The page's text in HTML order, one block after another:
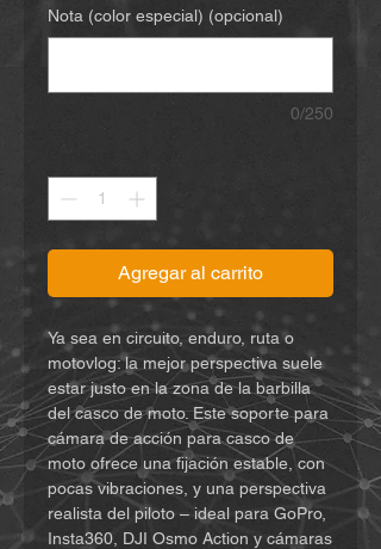
Nota (color especial) (opcional)
0/250
Agregar al carrito
Ya sea en circuito, enduro, ruta o
motovlog: la mejor perspectiva suele
estar justo en la zona de la barbilla
del casco de moto. Este soporte para
cámara de acción para casco de
moto ofrece una fijación estable, con
pocas vibraciones, y una perspectiva
realista del piloto – ideal para GoPro,
Insta360, DJI Osmo Action y cámaras